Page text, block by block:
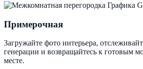
Примерочная
Загружайте фото интерьера,
генерации и возвращайтесь к готовым
месте.